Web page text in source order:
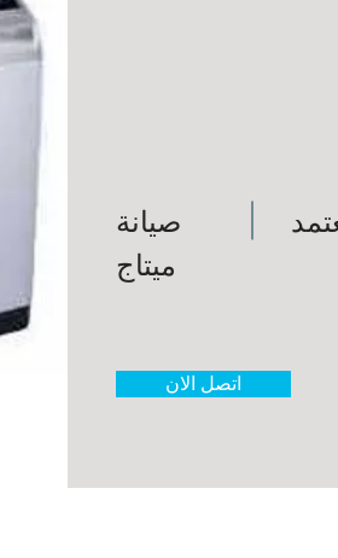
صيانة
ميتاج
اتصل الان